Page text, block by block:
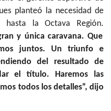
planteó la necesidad de
la Octava Región.
y única caravana. Que
juntos. Un triunfo e
del resultado de
el título. Haremos las
todos los detalles”, dijo